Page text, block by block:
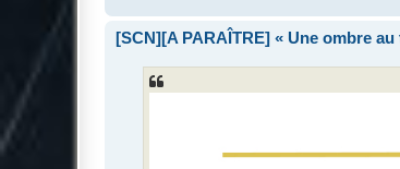
[SCN][A PARAÎTRE] « Une ombre